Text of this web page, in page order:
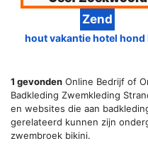
hout vakantie hotel hond
1 gevonden Online Bedrijf of
Badkleding Zwemkleding
en websites die aan
gerelateerd kunnen zijn
zwembroek bikini.